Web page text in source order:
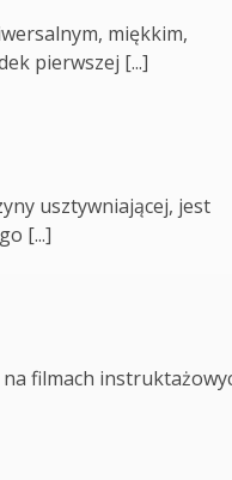
miękkim,
pierwszej [...]
usztywniającej, jest
[...]
filmach